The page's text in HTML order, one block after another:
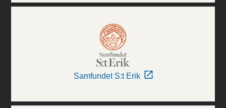
Samfundet S:t Erik